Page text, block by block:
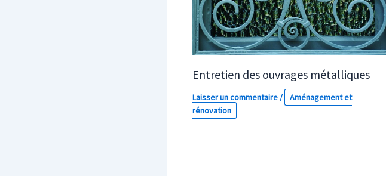
Entretien des ouvrages métalliques
Laisser un commentaire/
Aménagement et
rénovation